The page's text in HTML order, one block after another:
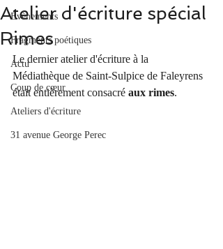
Evènements
Fragments poétiques
Actu
Coup de cœur
Ateliers d'écriture
31 avenue George Perec
Atelier d'écriture spécial
Rimes
Le dernier atelier d'écriture à la
Médiathèque de Saint-Sulpice de Faleyrens
était entièrement consacré aux rimes.